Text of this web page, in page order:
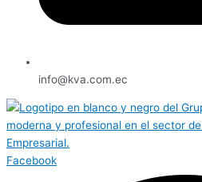
info@kva.com.ec
Facebook